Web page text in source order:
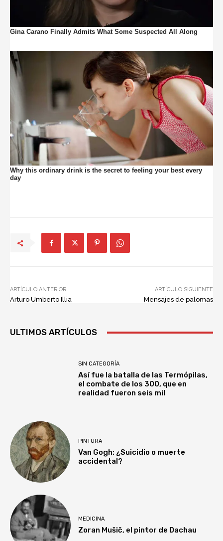
ARTÍCULO ANTERIOR
Arturo Umberto Illia
ARTÍCULO SIGUIENTE
Mensajes de palomas
ULTIMOS ARTÍCULOS
SIN CATEGORÍA
Así fue la batalla de las Termópilas,
el combate de los 300, que en
realidad fueron seis mil
PINTURA
Van Gogh: ¿Suicidio o muerte
accidental?
MEDICINA
Zoran Mušič, el pintor de Dachau